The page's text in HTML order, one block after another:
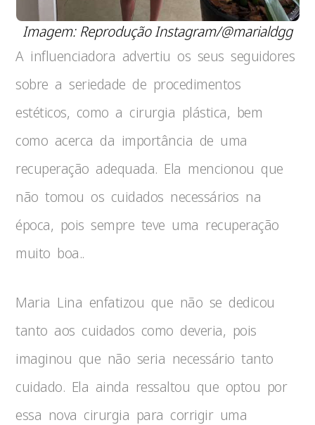
Imagem: Reprodução Instagram/@marialdgg
A influenciadora advertiu os seus seguidores
sobre a seriedade de procedimentos
estéticos, como a cirurgia plástica, bem
como acerca da importância de uma
recuperação adequada. Ela mencionou que
não tomou os cuidados necessários na
época, pois sempre teve uma recuperação
muito boa..
Maria Lina enfatizou que não se dedicou
tanto aos cuidados como deveria, pois
imaginou que não seria necessário tanto
cuidado. Ela ainda ressaltou que optou por
essa nova cirurgia para corrigir uma